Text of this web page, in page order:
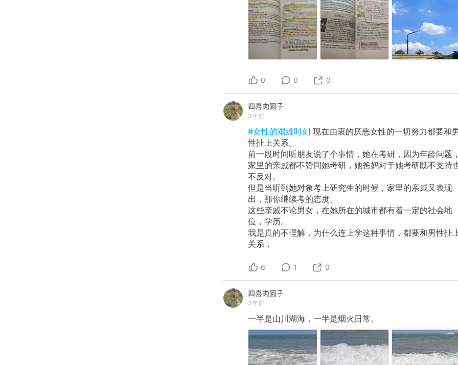
0 0 0
四喜肉圆子
3年前
#女性的艰难时刻 现在由衷的厌恶女性的一切努力都要和
性扯上关系。
前一段时间听朋友说了个事情，她在考研，因为年龄问题，
家里的亲戚都不赞同她考研，她爸妈对于她考研既不支持
不反对。
但是当听到她对象考上研究生的时候，家里的亲戚又表现
出，那你继续考的态度。
这些亲戚不论男女，在她所在的城市都有着一定的社会地
位，学历。
我是真的不理解，为什么连上学这种事情，都要和男性扯
关系，
6 1 0
四喜肉圆子
3年前
一半是山川湖海，一半是烟火日常。